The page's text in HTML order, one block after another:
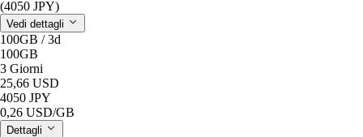
(4050 JPY)
Vedi dettagli
100GB / 3d
100GB
3 Giorni
25,66 USD
4050 JPY
0,26 USD/GB
Dettagli